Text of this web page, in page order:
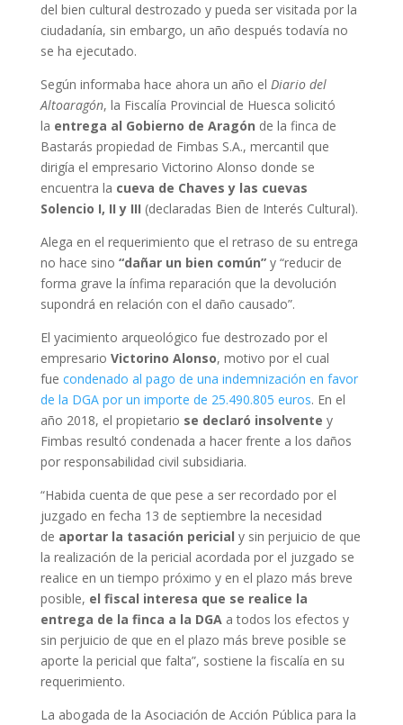
del bien cultural destrozado y pueda ser visitada por la
ciudadanía, sin embargo, un año después todavía no
se ha ejecutado.
Según informaba hace ahora un año el Diario del
Altoaragón, la Fiscalía Provincial de Huesca solicitó
la entrega al Gobierno de Aragón de la finca de
Bastarás propiedad de Fimbas S.A., mercantil que
dirigía el empresario Victorino Alonso donde se
encuentra la cueva de Chaves y las cuevas
Solencio I, II y III (declaradas Bien de Interés Cultural).
Alega en el requerimiento que el retraso de su entrega
no hace sino “dañar un bien común”y “reducir de
forma grave la ínfima reparación que la devolución
supondrá en relación con el daño causado”.
El yacimiento arqueológico fue destrozado por el
empresario Victorino Alonso, motivo por el cual
fue condenado al pago de una indemnización en favor
de la DGA por un importe de 25.490.805 euros. En el
año 2018, el propietario se declaró insolvente y
Fimbas resultó condenada a hacer frente a los daños
por responsabilidad civil subsidiaria.
“Habida cuenta de que pese a ser recordado por el
juzgado en fecha 13 de septiembre la necesidad
de aportar la tasación pericial y sin perjuicio de que
la realización de la pericial acordada por el juzgado se
realice en un tiempo próximo y en el plazo más breve
posible, el fiscal interesa que se realice la
entrega de la finca a la DGAa todos los efectos y
sin perjuicio de que en el plazo más breve posible se
aporte la pericial que falta”, sostiene la fiscalía en su
requerimiento.
La abogada de la Asociación de Acción Pública para la